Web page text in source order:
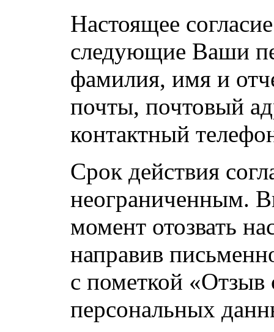
Настоящее
следующие Ваши
фамилия, имя и
почты, почтовый
контактный
Срок действия
неограниченным.
момент отозвать
направив
с пометкой «Отзыв
персональных